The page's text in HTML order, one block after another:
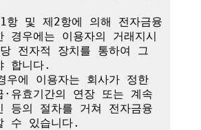
및 제2항에 의해 전자금융
경우에는 이용자의 거래지시
전자적 장치를 통하여 그
합니다.
에 이용자는 회사가 정한
·유효기간의 연장 또는 계속
등의 절차를 거쳐 전자금융
수 있습니다.